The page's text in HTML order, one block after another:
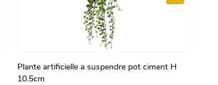
Plante artificielle a suspendre pot ciment H
10.5cm